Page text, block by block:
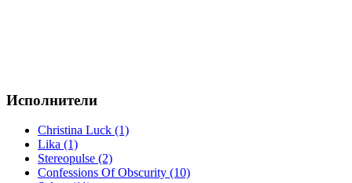
Исполнители
Christina Luck (1)
Lika (1)
Stereopulse (2)
Confessions Of Obscurity (10)